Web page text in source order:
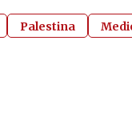
Palestina